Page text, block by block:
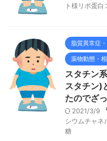
ト様リポ蛋
脂質異常症
薬物動態・
スタチン
スタチン)
たのでざ
2021/3/9
シウムチャネ
糖